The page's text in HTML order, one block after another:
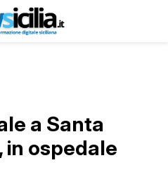
a Santa
in ospedale